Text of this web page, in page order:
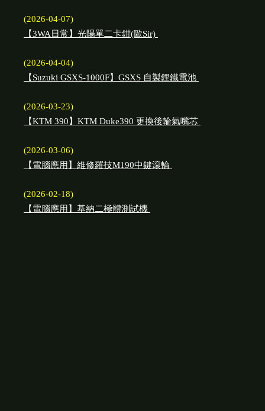
(2026-04-07)
【3WA日常】光陽單二卡鉗(歐Sir)
(2026-04-04)
【Suzuki GSXS-1000F】GSXS 自製鋰鐵電池
(2026-03-23)
【KTM 390】KTM Duke390 更換後輪氣嘴芯
(2026-03-06)
【電腦應用】維修羅技M190中鍵滾輪
(2026-02-18)
【電腦應用】基納二極體測試機